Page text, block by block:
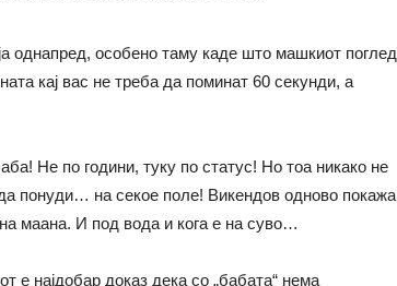
однапред, особено таму каде што машкиот поглед
кај вас не треба да поминат 60 секунди, а
Не по години, туку по статус! Но тоа никако не
понуди… на секое поле! Викендов одново покажа
маана. И под вода и кога е на суво…
е најдобар доказ дека со „бабата“ нема